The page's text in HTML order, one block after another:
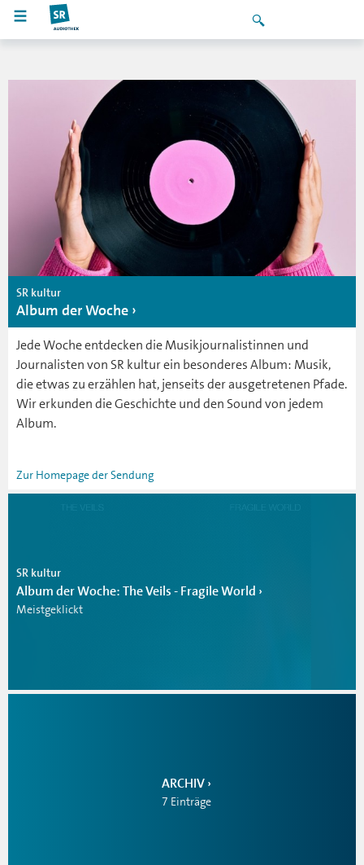
SR kultur
Album der Woche
Jede Woche entdecken die Musikjournalistinnen und
Journalisten von SR kultur ein besonderes Album: Musik,
die etwas zu erzählen hat, jenseits der ausgetretenen Pfade.
Wir erkunden die Geschichte und den Sound von jedem
Album.
Zur Homepage der Sendung
SR kultur
Album der Woche: The Veils - Fragile World
Meistgeklickt
ARCHIV
7 Einträge